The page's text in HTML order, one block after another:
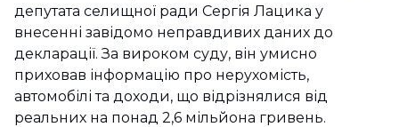
депутата селищної ради Сергія Лацика у
внесенні завідомо неправдивих даних до
декларації. За вироком суду, він умисно
приховав інформацію про нерухомість,
автомобілі та доходи, що відрізнялися від
реальних на понад 2,6 мільйона гривень.